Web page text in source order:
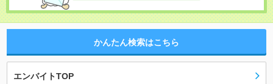
かんたん検索はこちら
エンバイトTOP